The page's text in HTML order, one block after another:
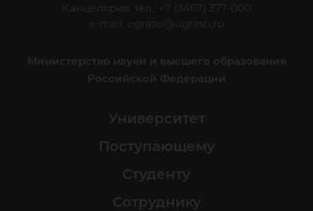
Канцелярия: тел.: +7 (3467) 377-000
e-mail:
ugrasu@ugrasu.ru
Министерство науки и высшего образования
Российской Федерации
Университет
Поступающему
Студенту
Сотруднику